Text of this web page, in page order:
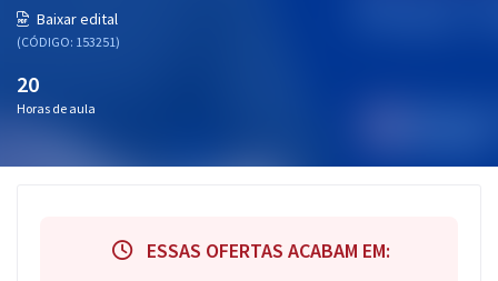
Atendimento
Baixar edital
(CÓDIGO: 153251)
20
Horas de aula
ESSAS OFERTAS ACABAM EM: